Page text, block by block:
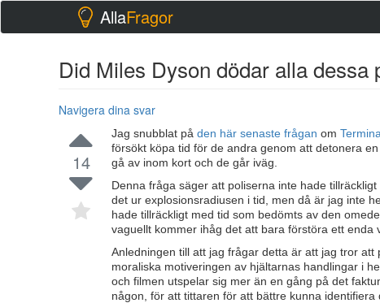
AllaFragor
Did Miles Dyson dödar alla dessa
Navigera dina svar
14
Jag snubblat på den här senaste frågan om
försökt köpa tid för de andra genom att detonera
gå av inom kort och de går iväg.
Denna fråga säger att poliserna inte hade
det ur explosionsradiusen i tid, men då är jag inte
hade tillräckligt med tid som bedömts av den
vaguellt kommer ihåg det att bara förstöra ett enda
Anledningen till att jag frågar detta är att jag tror
moraliska motiveringen av hjältarnas handlingar i
och filmen utspelar sig mer än en gång på det
någon, för att tittaren för att bättre kunna